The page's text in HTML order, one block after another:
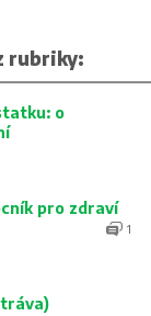
rubriky:
o
pro zdraví
1